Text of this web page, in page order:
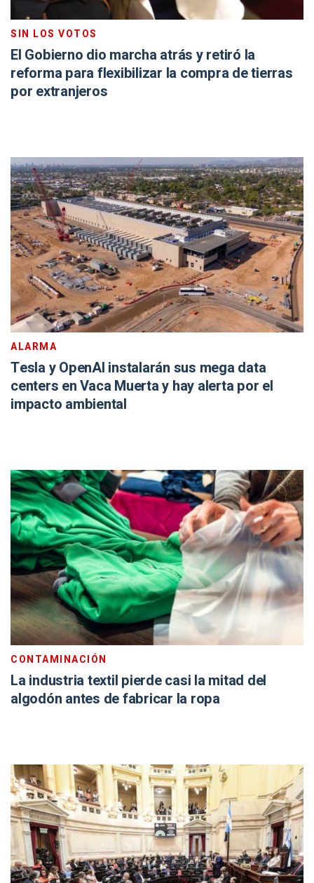
SIN LOS VOTOS
El Gobierno dio marcha atrás y retiró la
reforma para flexibilizar la compra de tierras
por extranjeros
ALARMA
Tesla y OpenAI instalarán sus mega data
centers en Vaca Muerta y hay alerta por el
impacto ambiental
CONTAMINACIÓN
La industria textil pierde casi la mitad del
algodón antes de fabricar la ropa